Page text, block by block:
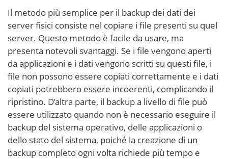
Il metodo più semplice per il backup dei dati dei
server fisici consiste nel copiare i file presenti su quel
server. Questo metodo è facile da usare, ma
presenta notevoli svantaggi. Se i file vengono aperti
da applicazioni e i dati vengono scritti su questi file, i
file non possono essere copiati correttamente e i dati
copiati potrebbero essere incoerenti, complicando il
ripristino. D’altra parte, il backup a livello di file può
essere utilizzato quando non è necessario eseguire il
backup del sistema operativo, delle applicazioni o
dello stato del sistema, poiché la creazione di un
backup completo ogni volta richiede più tempo e